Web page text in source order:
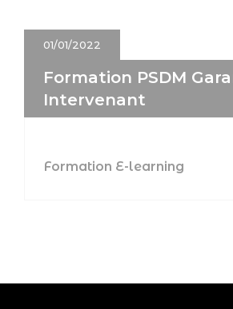
01/01/2022
Formation PSDM
Intervenant
Formation E-learning